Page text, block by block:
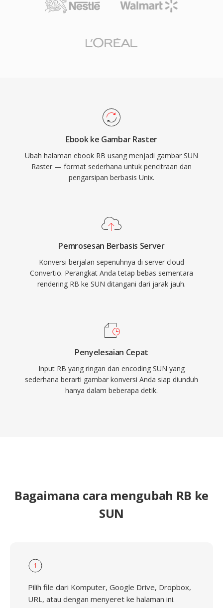
Ebook ke Gambar Raster
Ubah halaman ebook RB usang menjadi gambar SUN
Raster — format sederhana untuk pencitraan dan
pengarsipan berbasis Unix.
Pemrosesan Berbasis Server
Konversi berjalan sepenuhnya di server cloud
Convertio. Perangkat Anda tetap bebas sementara
rendering RB ke SUN ditangani dari jarak jauh.
Penyelesaian Cepat
Input RB yang ringan dan encoding SUN yang
sederhana berarti gambar konversi Anda siap diunduh
hanya dalam beberapa detik.
Bagaimana cara mengubah RB ke
SUN
1
Pilih file dari Komputer, Google Drive, Dropbox,
URL, atau dengan menyeret ke halaman ini.